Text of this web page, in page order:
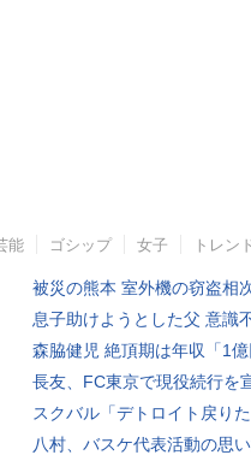
能 ゴシップ 女子 トレン
被災の熊本 室外機の窃盗相
息子助けようとした父 意識
森脇健児 絶頂期は年収「1億
長友、FC東京で現役続行を
スクバル「デトロイト戻りた
八村、バスケ代表活動の思